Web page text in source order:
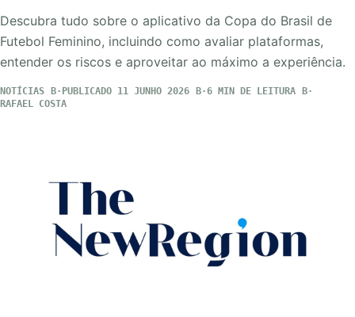
Descubra tudo sobre o aplicativo da Copa do Brasil de
Futebol Feminino, incluindo como avaliar plataformas,
entender os riscos e aproveitar ao máximo a experiência.
NOTÍCIAS PUBLICADO 11 JUNHO 2026
6 MIN DE LEITURA
RAFAEL COSTA